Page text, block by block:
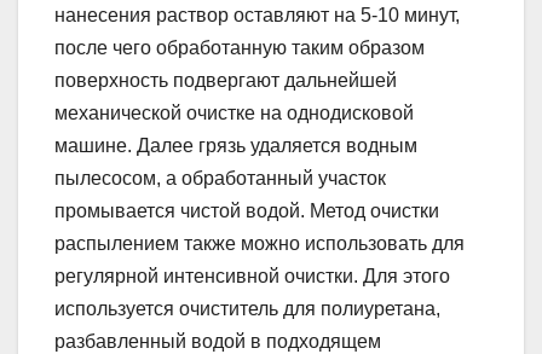
нанесения раствор оставляют на 5-10 минут,
после чего обработанную таким образом
поверхность подвергают дальнейшей
механической очистке на однодисковой
машине. Далее грязь удаляется водным
пылесосом, а обработанный участок
промывается чистой водой. Метод очистки
распылением также можно использовать для
регулярной интенсивной очистки. Для этого
используется очиститель для полиуретана,
разбавленный водой в подходящем